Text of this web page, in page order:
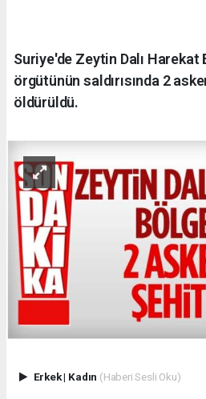
Suriye'de Zeytin Dalı
örgütünün saldırısında 2
öldürüldü.
Erkek| Kadın (Haberi Sesli Oku)